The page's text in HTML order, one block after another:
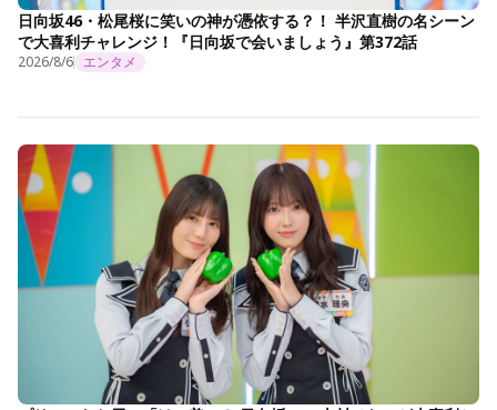
日向坂46・松尾桜に笑いの神が憑依する？！ 半沢直樹の名シーン
で大喜利チャレンジ！『日向坂で会いましょう』第372話
2026/8/6 エンタメ